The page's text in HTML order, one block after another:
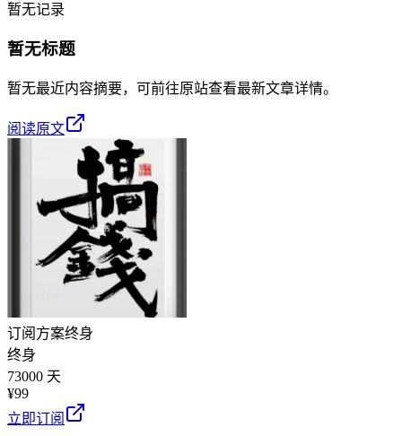
暂无记录
暂无标题
暂无最近内容摘要，可前往原站查看最新文章详情。
阅读原文
订阅方案终身
终身
73000 天
¥99
立即订阅